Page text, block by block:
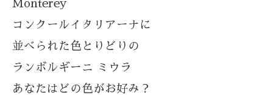
Monterey
コンクールイタリアーナに
並べられた色とりどりの
ランボルギーニ ミウラ
あなたはどの色がお好み？